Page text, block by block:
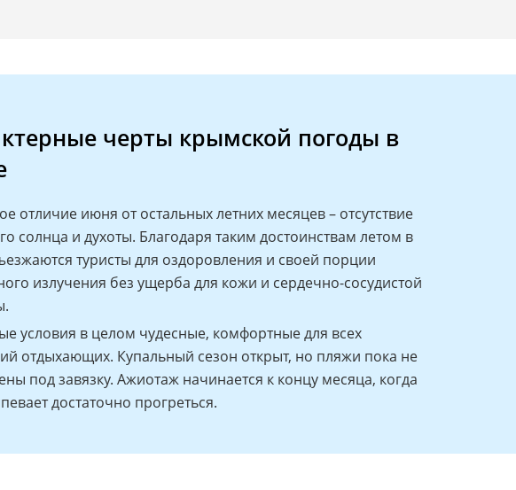
черты крымской погоды в
отличие июня от остальных летних месяцев – отсутствие
солнца и духоты. Благодаря таким достоинствам летом в
туристы для оздоровления и своей порции
излучения без ущерба для кожи и сердечно-сосудистой
условия в целом чудесные, комфортные для всех
отдыхающих. Купальный сезон открыт, но пляжи пока не
под завязку. Ажиотаж начинается к концу месяца, когда
достаточно прогреться.